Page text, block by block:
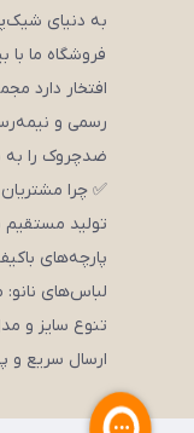
به دنیای
فروشگاه ما با بیش از ۱۰ سال تجربه در تولید و عرضه
افتخار دارد
رسمی و
ضدچروک را به
✅ چرا
تولید
پارچه‌های
لباس‌های نانو:
تنوع سایز و
ارسال سریع و